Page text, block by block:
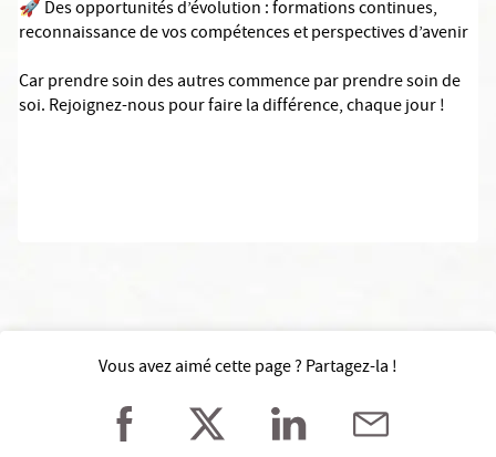
🚀 Des opportunités d’évolution : formations continues,
reconnaissance de vos compétences et perspectives d’avenir
Car prendre soin des autres commence par prendre soin de
soi. Rejoignez-nous pour faire la différence, chaque jour !
Vous avez aimé cette page ? Partagez-la !